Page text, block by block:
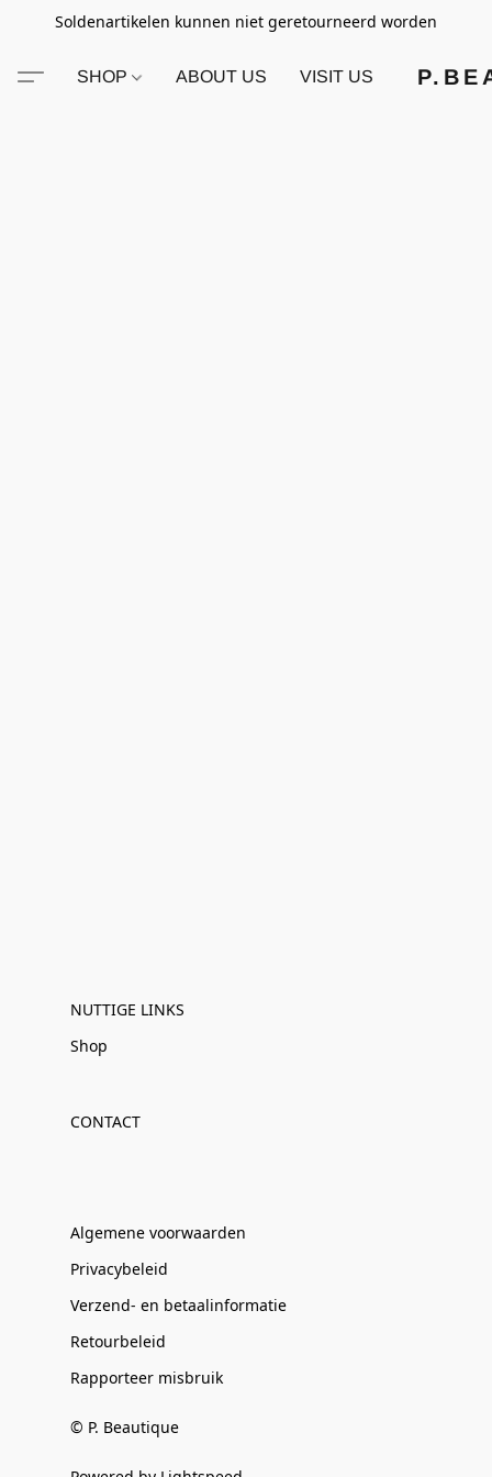
Soldenartikelen kunnen niet geretourneerd worden
SHOP ABOUT US VISIT US
NUTTIGE LINKS
Shop
CONTACT
Algemene voorwaarden
Privacybeleid
Verzend- en betaalinformatie
Retourbeleid
Rapporteer misbruik
© P. Beautique